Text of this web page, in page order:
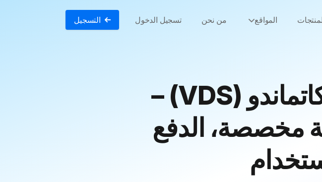
المواقع من نحن تسجيل الدخول التسجيل
استضافة VPS في كاتماندو (VDS) –
مخصصة، الدفع